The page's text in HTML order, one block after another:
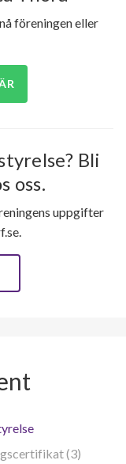
föreningen eller
Bli
oss.
uppgifter
(3)